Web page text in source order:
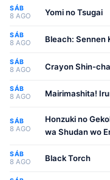
SÁB
8 AGO Yomi no Tsugai
SÁB
8 AGO Bleach: Sennen
SÁB
8 AGO Crayon Shin-
SÁB
8 AGO Mairimashita!
SÁB
8 AGO
Honzuki no
wa Shudan wo
SÁB
8 AGO Black Torch